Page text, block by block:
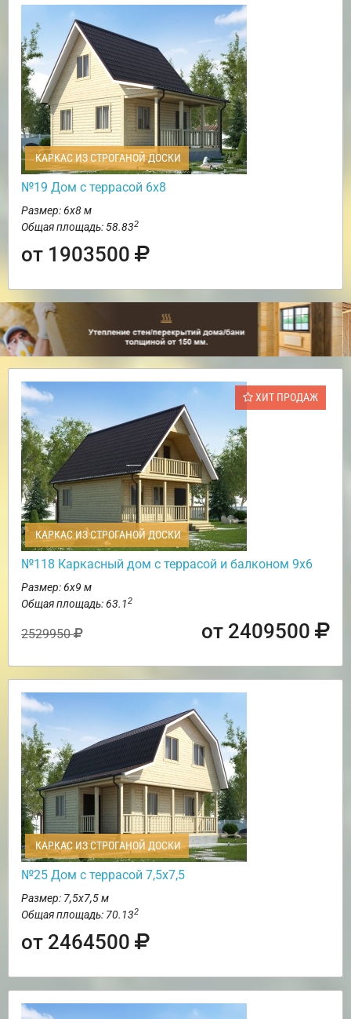
КАРКАС ИЗ СТРОГАНОЙ ДОСКИ
№19 Дом с террасой 6х8
Размер: 6х8 м
Общая площадь: 58.832
от 1903500
ХИТ ПРОДАЖ
КАРКАС ИЗ СТРОГАНОЙ ДОСКИ
№118 Каркасный дом с террасой и балконом 9х6
Размер: 6х9 м
Общая площадь: 63.12
2529950 от 2409500
КАРКАС ИЗ СТРОГАНОЙ ДОСКИ
№25 Дом с террасой 7,5х7,5
Размер: 7,5х7,5 м
Общая площадь: 70.132
от 2464500